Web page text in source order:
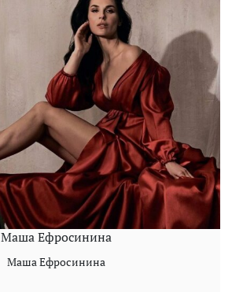
Маша Ефросинина
Маша Ефросинина